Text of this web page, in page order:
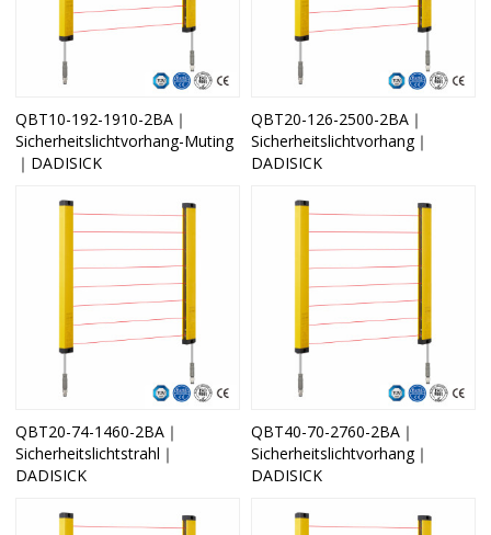
QBT10-192-1910-2BA｜
Sicherheitslichtvorhang-Muting
｜DADISICK
QBT20-126-2500-2BA｜
Sicherheitslichtvorhang｜
DADISICK
QBT20-74-1460-2BA｜
Sicherheitslichtstrahl｜
DADISICK
QBT40-70-2760-2BA｜
Sicherheitslichtvorhang｜
DADISICK